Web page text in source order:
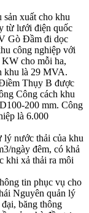
sản xuất cho khu
từ lưới điện quốc
Gò Đầm đi dọc
công nghiệp với
KW cho mỗi ha,
khu là 29 MVA.
Thụy B được
Công cách khu
200 mm. Công
là 6.000
lý nước thải của khu
ngày đêm, có khả
khi xả thải ra môi
tin phục vụ cho
Nguyên quản lý
băng thông